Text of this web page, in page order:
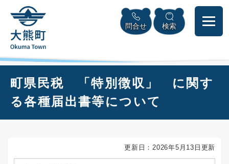
頭
メニューを飛ばして本文へ
問合せ 検索
町県民税 「特別徴収」 に関す
る各種届出書等について
更新日：2026年5月13日更新